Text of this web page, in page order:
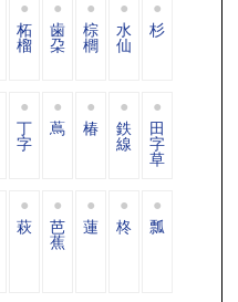
柘
榴
歯
朶
棕
櫚
水
仙
杉
丁
字
蔦 椿 鉄
線
田
字
草
萩 芭
蕉
蓮 柊 瓢